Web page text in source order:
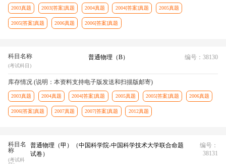
2003真题 2003[答案]真题 2004真题 2004[答案]真题 2005真题
2005[答案]真题 2006真题 2006[答案]真题
科目名称
(考试科目)
普通物理（B） 编号：38130
库存情况 (说明：本资料支持电子版发送和扫描版邮寄)
2003真题 2004真题 2004[答案]真题 2005真题 2005[答案]真题 2006真题
2006[答案]真题 2007真题 2007[答案]真题 2012真题
科目名
称
(考试科
普通物理（甲）（中国科学院-中国科学技术大学联合命题
试卷）
编号：
38131